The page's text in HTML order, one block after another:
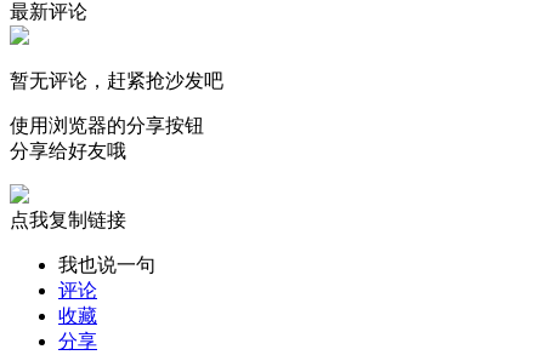
最新评论
暂无评论，赶紧抢沙发吧
使用浏览器的分享按钮
分享给好友哦
点我复制链接
我也说一句
评论
收藏
分享